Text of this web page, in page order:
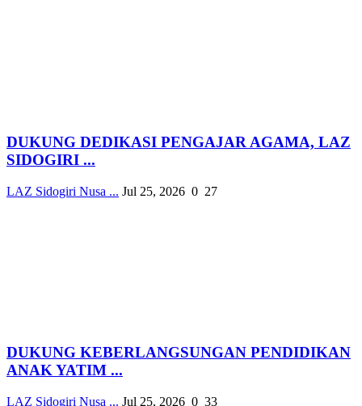
DUKUNG DEDIKASI PENGAJAR AGAMA, LAZ
SIDOGIRI ...
LAZ Sidogiri Nusa ... Jul 25, 2026 0 27
DUKUNG KEBERLANGSUNGAN PENDIDIKAN
ANAK YATIM ...
LAZ Sidogiri Nusa ... Jul 25, 2026 0 33